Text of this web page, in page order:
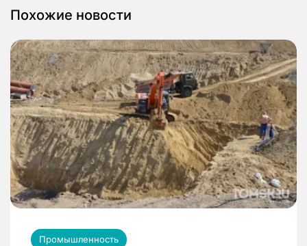
Похожие новости
Промышленность